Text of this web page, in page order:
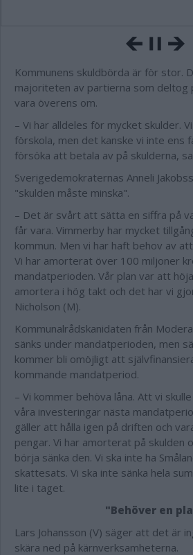
Kommunens skuldbörda är för stor.
majoriteten av partierna som deltog
vara överens om.
– Vi har alldeles för mycket skulder.
förskola, men det kanske vi inte ens
försöka att betala av på skulderna,
Sverigedemokraternas Anneli
"skulden måste minska".
– Det är svårt att sätta en siffra på
får vara. Vimmerby har mycket
kommun. Men vi har haft behov av
Vi har amorterat över 100 miljoner
mandatperioden. Vår plan var att
amortera i hög takt och det har vi
Nicholson (M).
Kommunalrådskanidaten från
sänks under mandatperioden, men
kommer bli omöjligt att
kommande mandatperiod.
– Vi kommer behöva låna. Att vi
våra investeringar nästa
gäller att hålla igen på driften och
pengar. Vi har amorterat på skulden
börja sänka den. Vi ska inte ha
skattesats. Vi ska inte sänka hela
lite i taget.
"Behöver en
Lars Johansson (V) säger att det är
skära ned på kärnverksamheterna.